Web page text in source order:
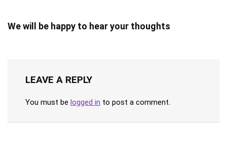
We will be happy to hear your thoughts
LEAVE A REPLY
You must be logged in to post a comment.